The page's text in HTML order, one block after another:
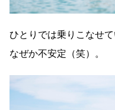
ひとりでは乗りこなせ
なぜか不安定（笑）。